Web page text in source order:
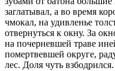
заглатывал, а во время
чмокал, на удивленье
отвернуться к окну. За
на почерневшей траве
помертвевшей округе,
лес. Доля чуть